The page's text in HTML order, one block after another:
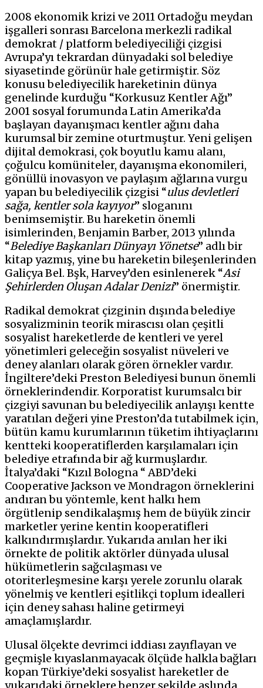
2008 ekonomik krizi ve 2011 Ortadoğu meydan
işgalleri sonrası Barcelona merkezli radikal
demokrat / platform belediyeciliği çizgisi
Avrupa’yı tekrardan dünyadaki sol belediye
siyasetinde görünür hale getirmiştir. Söz
konusu belediyecilik hareketinin dünya
genelinde kurduğu “Korkusuz Kentler Ağı”
2001 sosyal forumunda Latin Amerika’da
başlayan dayanışmacı kentler ağını daha
kurumsal bir zemine oturtmuştur. Yeni gelişen
dijital demokrasi, çok boyutlu kamu alanı,
çoğulcu komüniteler, dayanışma ekonomileri,
gönüllü inovasyon ve paylaşım ağlarına vurgu
yapan bu belediyecilik çizgisi “ulus devletleri
sağa, kentler sola kayıyor” sloganını
benimsemiştir. Bu hareketin önemli
isimlerinden, Benjamin Barber, 2013 yılında
“Belediye Başkanları Dünyayı Yönetse” adlı bir
kitap yazmış, yine bu hareketin bileşenlerinden
Galiçya Bel. Bşk, Harvey’den esinlenerek “Asi
Şehirlerden Oluşan Adalar Denizi” önermiştir.
Radikal demokrat çizginin dışında belediye
sosyalizminin teorik mirascısı olan çeşitli
sosyalist hareketlerde de kentleri ve yerel
yönetimleri geleceğin sosyalist nüveleri ve
deney alanları olarak gören örnekler vardır.
İngiltere’deki Preston Belediyesi bunun önemli
örneklerindendir. Korporatist kurumsalcı bir
çizgiyi savunan bu belediyecilik anlayışı kentte
yaratılan değeri yine Preston’da tutabilmek için,
bütün kamu kurumlarının tüketim ihtiyaçlarını
kentteki kooperatiflerden karşılamaları için
belediye etrafında bir ağ kurmuşlardır.
İtalya’daki “Kızıl Bologna “ ABD’deki
Cooperative Jackson ve Mondragon örneklerini
andıran bu yöntemle, kent halkı hem
örgütlenip sendikalaşmış hem de büyük zincir
marketler yerine kentin kooperatifleri
kalkındırmışlardır. Yukarıda anılan her iki
örnekte de politik aktörler dünyada ulusal
hükümetlerin sağcılaşması ve
otoriterleşmesine karşı yerele zorunlu olarak
yönelmiş ve kentleri eşitlikçi toplum idealleri
için deney sahası haline getirmeyi
amaçlamışlardır.
Ulusal ölçekte devrimci iddiası zayıflayan ve
geçmişle kıyaslanmayacak ölçüde halkla bağları
kopan Türkiye’deki sosyalist hareketler de